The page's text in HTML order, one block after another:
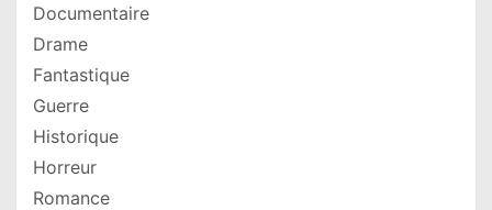
Documentaire
Drame
Fantastique
Guerre
Historique
Horreur
Romance